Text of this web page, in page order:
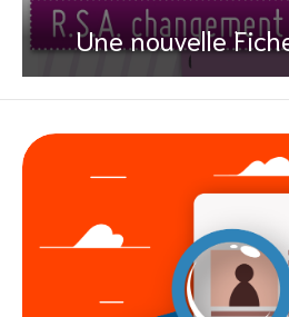
Une nouvelle